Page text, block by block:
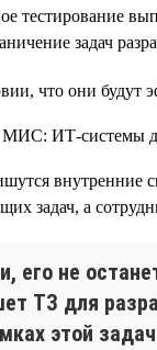
тестирование
задач
что они
внутренние
задач, а
его не
ТЗ для
этой